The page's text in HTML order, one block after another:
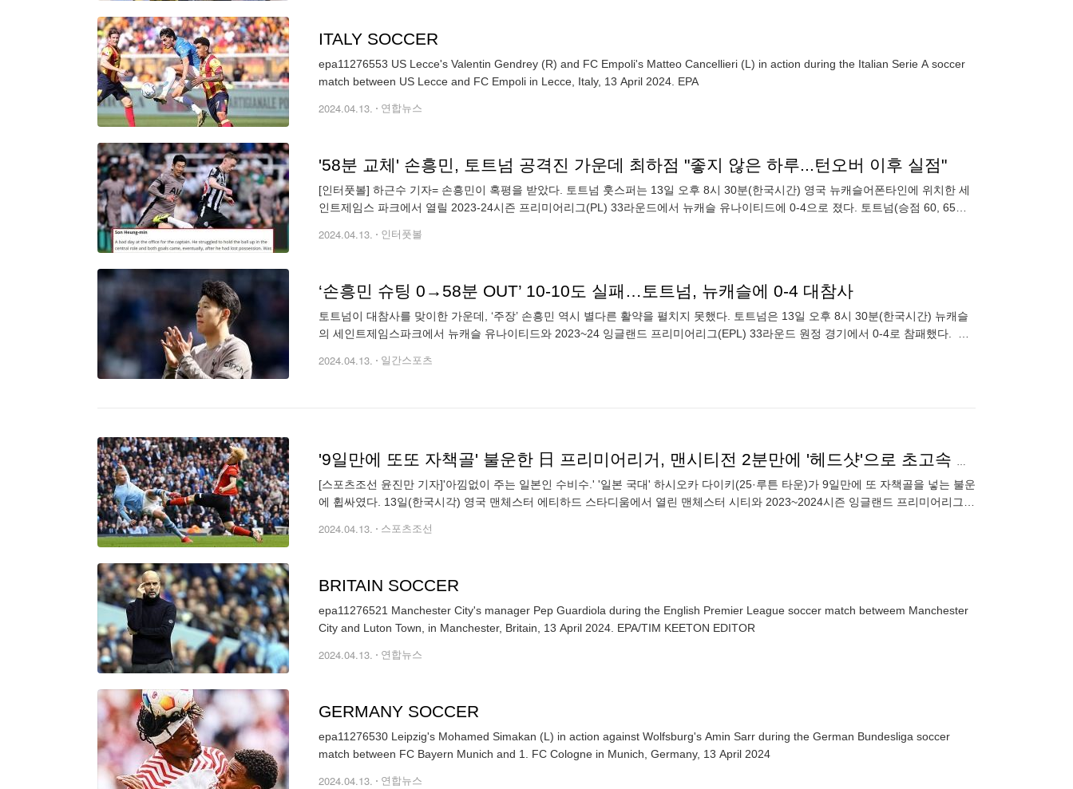
ITALY SOCCER
epa11276553 US Lecce's Valentin Gendrey (R) and FC Empoli's Matteo Cancellieri (L) in action during the Italian Serie A soccer
match between US Lecce and FC Empoli in Lecce, Italy, 13 April 2024. EPA
2024.04.13. 연합뉴스
'58분 교체' 손흥민, 토트넘 공격진 가운데 최하점 "좋지 않은 하루...턴오버 이후 실점"
[인터풋볼] 하근수 기자= 손흥민이 혹평을 받았다. 토트넘 훗스퍼는 13일 오후 8시 30분(한국시간) 영국 뉴캐슬어폰타인에 위치한 세
인트제임스 파크에서 열릴 2023-24시즌 프리미어리그(PL) 33라운드에서 뉴캐슬 유나이티드에 0-4으로 졌다. 토트넘(승점 60, 65득
2024.04.13. 인터풋볼
‘손흥민 슈팅 0→58분 OUT’ 10-10도 실패…토트넘, 뉴캐슬에 0-4 대참사
토트넘이 대참사를 맞이한 가운데, ‘주장’ 손흥민 역시 별다른 활약을 펼치지 못했다. 토트넘은 13일 오후 8시 30분(한국시간) 뉴캐슬
의 세인트제임스파크에서 뉴캐슬 유나이티드와 2023~24 잉글랜드 프리미어리그(EPL) 33라운드 원정 경기에서 0-4로 참패했다. 이
2024.04.13. 일간스포츠
'9일만에 또또 자책골' 불운한 日 프리미어리거, 맨시티전 2분만에 '헤드샷'으로 초고속 선제실점, 이러다 울겠다
[스포츠조선 윤진만 기자]'아낌없이 주는 일본인 수비수.' '일본 국대' 하시오카 다이키(25·루튼 타운)가 9일만에 또 자책골을 넣는 불운
에 휩싸였다. 13일(한국시각) 영국 맨체스터 에티하드 스타디움에서 열린 맨체스터 시티와 2023~2024시즌 잉글랜드 프리미어리그
2024.04.13. 스포츠조선
BRITAIN SOCCER
epa11276521 Manchester City's manager Pep Guardiola during the English Premier League soccer match betweem Manchester
City and Luton Town, in Manchester, Britain, 13 April 2024. EPA/TIM KEETON EDITOR
2024.04.13. 연합뉴스
GERMANY SOCCER
epa11276530 Leipzig's Mohamed Simakan (L) in action against Wolfsburg's Amin Sarr during the German Bundesliga soccer
match between FC Bayern Munich and 1. FC Cologne in Munich, Germany, 13 April 2024
2024.04.13. 연합뉴스